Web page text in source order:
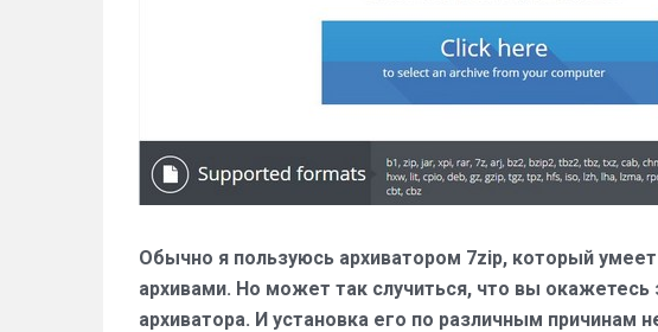
Обычно я пользуюсь архиватором 7zip, который
архивами. Но может так случиться, что вы
архиватора. И установка его по различным причинам